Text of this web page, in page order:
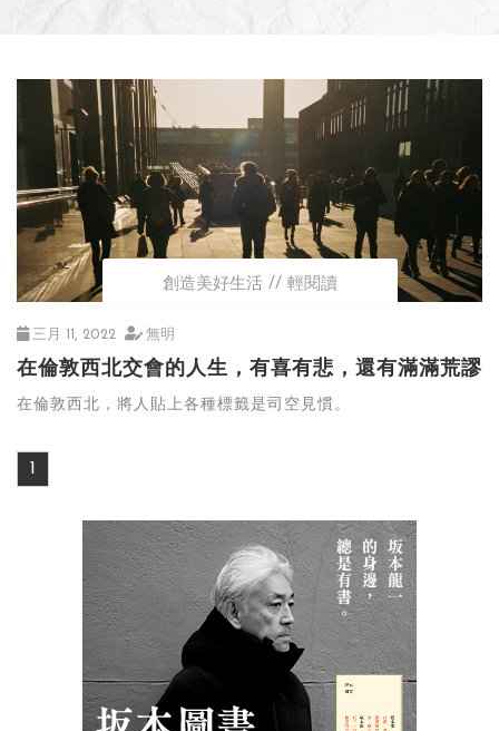
創造美好生活 輕閱讀
三月 11, 2022 無明
在倫敦西北交會的人生，有喜有悲，還有滿滿荒謬
在倫敦西北，將人貼上各種標籤是司空見慣。
1